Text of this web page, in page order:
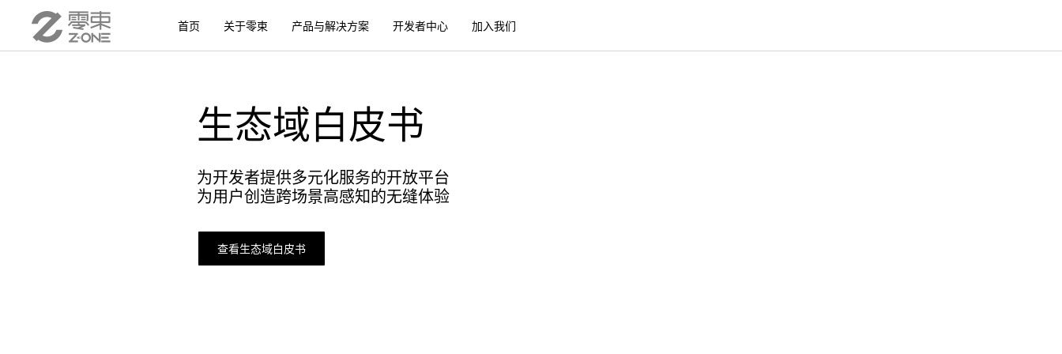
首页 关于零束 产品与解决方案 开发者中心 加入我们
生态域白皮书
为开发者提供多元化服务的开放平台
为用户创造跨场景高感知的无缝体验
查看生态域白皮书